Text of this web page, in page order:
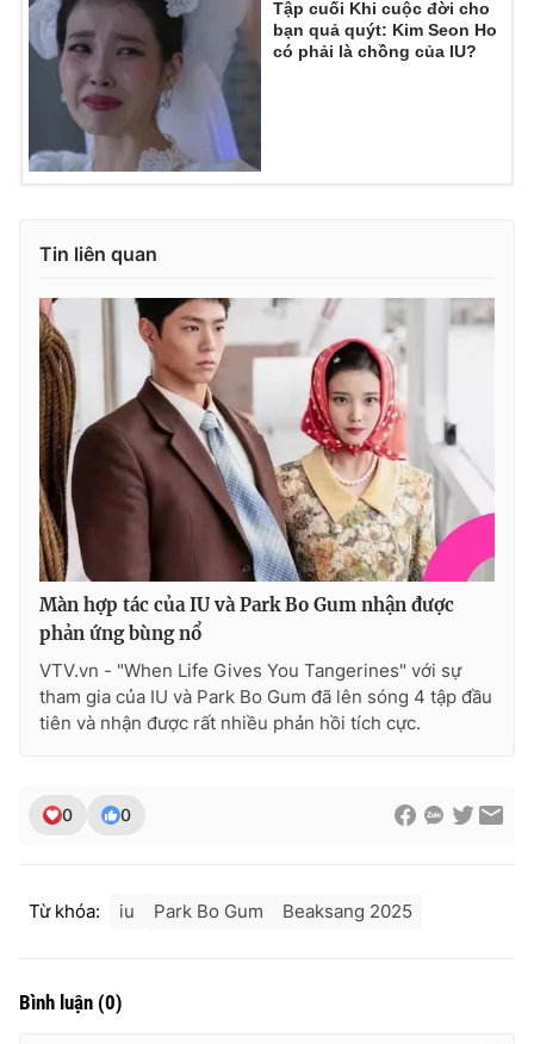
Tập cuối Khi cuộc đời cho
bạn quả quýt: Kim Seon Ho
có phải là chồng của IU?
Tin liên quan
Màn hợp tác của IU và Park Bo Gum nhận được
phản ứng bùng nổ
VTV.vn - "When Life Gives You Tangerines" với sự
tham gia của IU và Park Bo Gum đã lên sóng 4 tập đầu
tiên và nhận được rất nhiều phản hồi tích cực.
0 0
Từ khóa: iu Park Bo Gum Beaksang 2025
Bình luận (0)